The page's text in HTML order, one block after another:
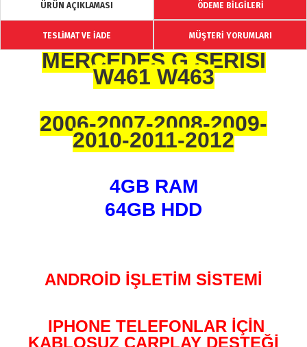
ÜRÜN AÇIKLAMASI ÖDEME BİLGİLERİ
TESLİMAT VE İADE MÜŞTERİ YORUMLARI
MERCEDES G SERİSİ
W461 W463
2006-2007-2008-2009-
2010-2011-2012
4GB RAM
64GB HDD
ANDROİD İŞLETİM SİSTEMİ
IPHONE TELEFONLAR İÇİN
KABLOSUZ CARPLAY DESTEĞİ